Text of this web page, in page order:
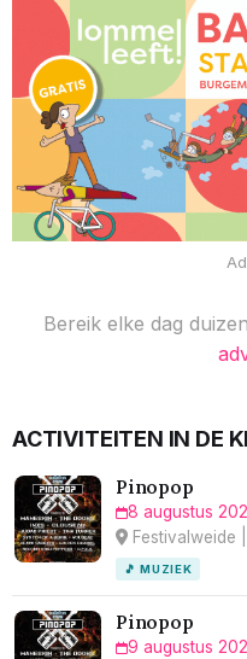
Bereik elke dag
ACTIVITEITEN IN DE
Pinopop
8 augustus
Festivalweide
🎵 MUZIEK
Pinopop
9 augustus